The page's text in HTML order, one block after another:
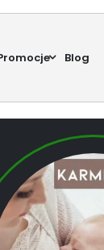
Blog